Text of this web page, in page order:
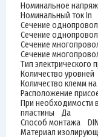
Номинальное
Номинальный ток In
Сечение
Сечение
Сечение
Сечение
Тип
Количество
Количество клемм
Расположение
При необходимости
пластины Да
Способ монтажа
Материал